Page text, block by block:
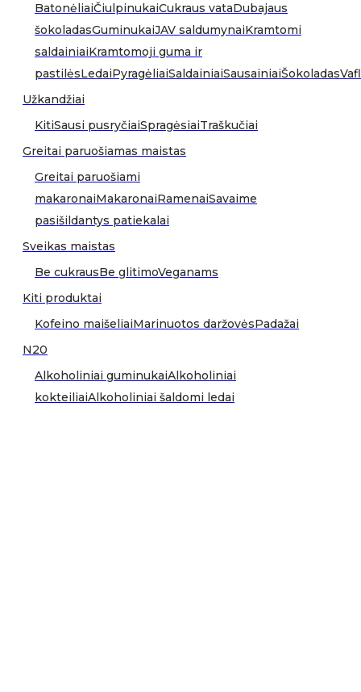
BatonėliaiČiulpinukaiCukraus vataDubajaus
šokoladasGuminukaiJAV saldumynaiKramtomi
saldainiaiKramtomoji guma ir
pastilėsLedaiPyragėliaiSaldainiaiSausainiaiŠokoladas
Užkandžiai
KitiSausi pusryčiaiSpragėsiaiTraškučiai
Greitai paruošiamas maistas
Greitai paruošiami
makaronaiMakaronaiRamenaiSavaime
pasišildantys patiekalai
Sveikas maistas
Be cukrausBe glitimoVeganams
Kiti produktai
Kofeino maišeliaiMarinuotos daržovėsPadažai
N20
Alkoholiniai guminukaiAlkoholiniai
kokteiliaiAlkoholiniai šaldomi ledai